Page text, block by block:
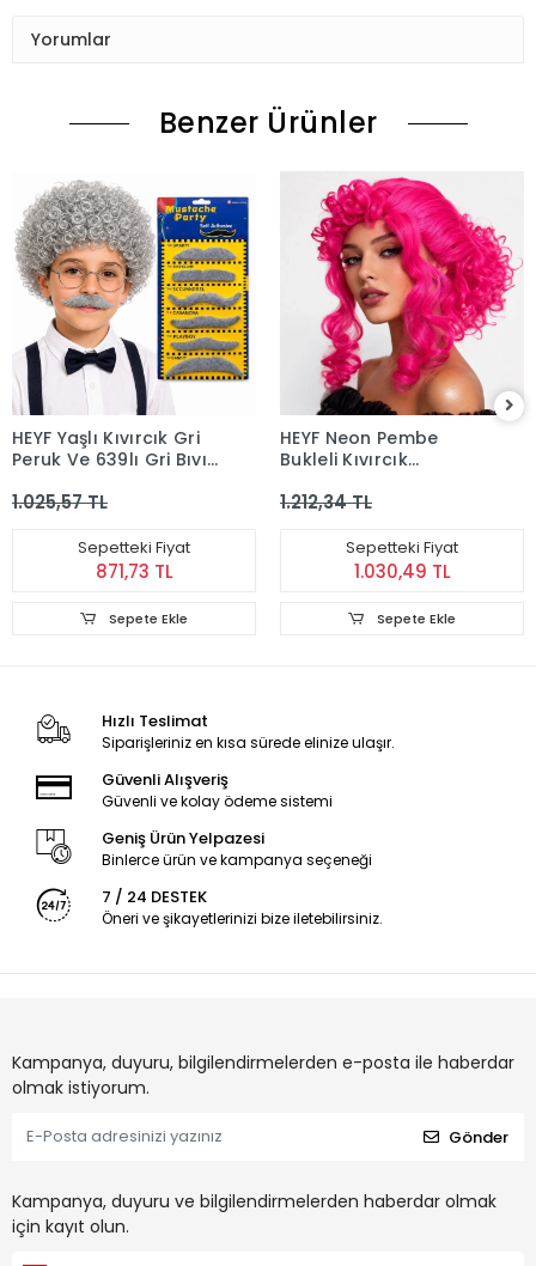
Yorumlar
Benzer Ürünler
HEYF Yaşlı Kıvırcık Gri
Peruk Ve 639lı Gri Bıyık
1.025,57 TL
Sepetteki Fiyat
871,73 TL
Sepete Ekle
HEYF Neon Pembe
Bukleli Kıvırcık
Astarlı
1.212,34 TL
Sepetteki Fiyat
1.030,49 TL
Sepete Ekle
Hızlı Teslimat
Siparişleriniz en kısa sürede elinize ulaşır.
Güvenli Alışveriş
Güvenli ve kolay ödeme sistemi
Geniş Ürün Yelpazesi
Binlerce ürün ve kampanya seçeneği
7 / 24 DESTEK
Öneri ve şikayetlerinizi bize iletebilirsiniz.
Kampanya, duyuru, bilgilendirmelerden e-posta ile haberdar
olmak istiyorum.
Gönder
Kampanya, duyuru ve bilgilendirmelerden haberdar olmak
için kayıt olun.